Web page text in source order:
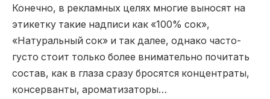
Конечно, в рекламных целях многие выносят на
этикетку такие надписи как «100% сок»,
«Натуральный сок» и так далее, однако часто-
густо стоит только более внимательно почитать
состав, как в глаза сразу бросятся концентраты,
консерванты, ароматизаторы…